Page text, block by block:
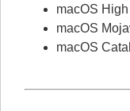
macOS
macOS
macOS